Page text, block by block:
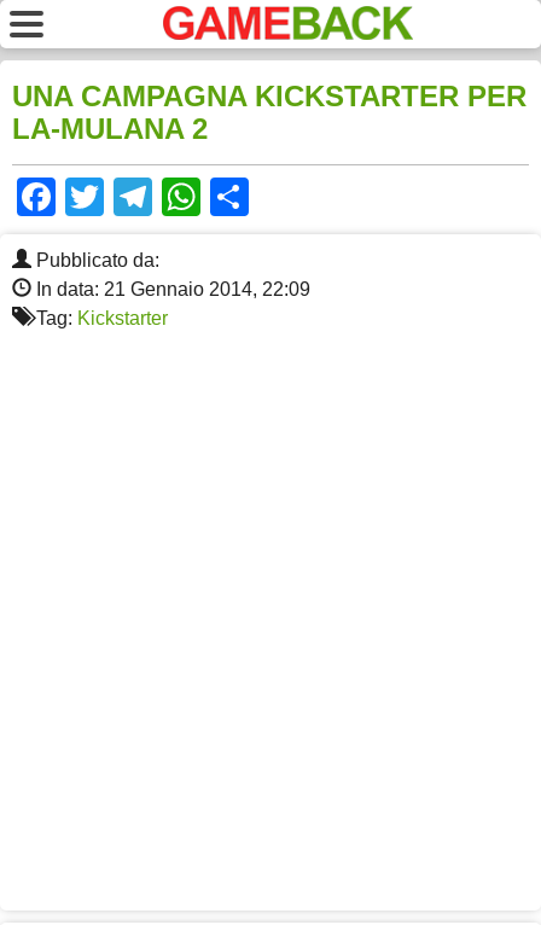
UNA CAMPAGNA KICKSTARTER PER
LA-MULANA 2
Facebook
TwitterTelegram
WhatsApp
Pubblicato da:
In data: 21 Gennaio 2014, 22:09
Tag: Kickstarter